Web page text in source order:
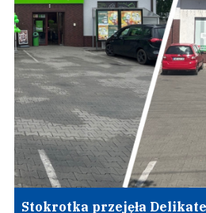
Stokrotka przejęła